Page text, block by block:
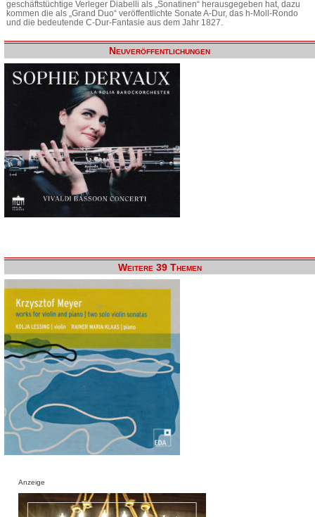
geschäftstüchtige Verleger Diabelli als „Sonatinen“ herausgegeben hat, dazu
kommen die als „Grand Duo“ veröffentlichte Sonate A-Dur, das h-Moll-Rondo
und die bedeutende C-Dur-Fantasie aus dem Jahr 1827.
Neuveröffentlichungen
Weitere 39 Themen
Anzeige